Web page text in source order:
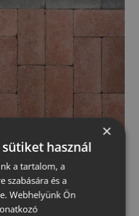
×
használ
a tartalom, a
szabására és a
Webhelyünk Ön